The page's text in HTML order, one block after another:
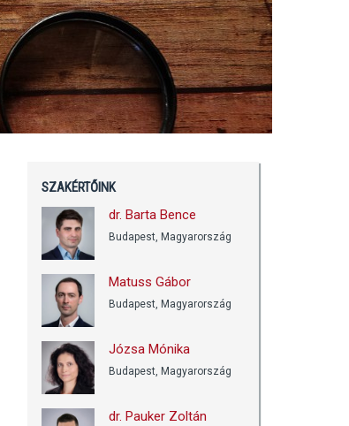
SZAKÉRTŐINK
dr. Barta Bence
Budapest, Magyarország
Matuss Gábor
Budapest, Magyarország
Józsa Mónika
Budapest, Magyarország
dr. Pauker Zoltán